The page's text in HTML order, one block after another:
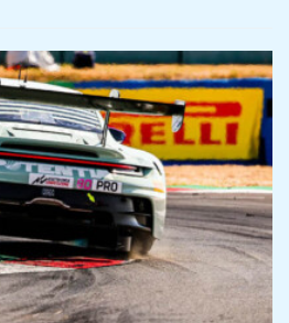
уходе
из
«KTM»